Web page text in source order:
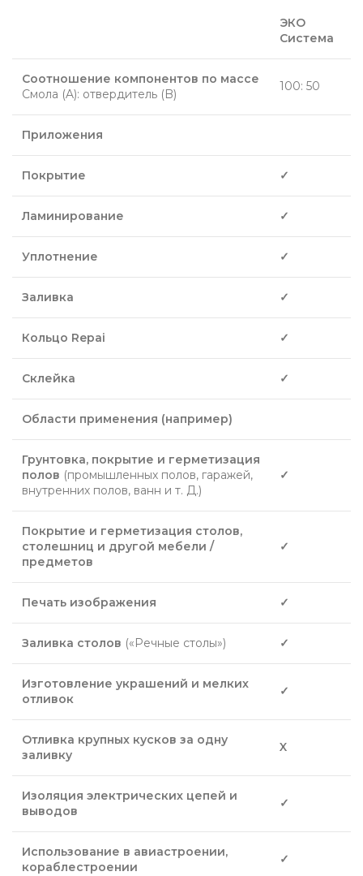
ЭКО
Система
Соотношение компонентов по массе
Смола (A): отвердитель (B)
100: 50
Приложения
Покрытие ✓
Ламинирование ✓
Уплотнение ✓
Заливка ✓
Кольцо Repai ✓
Склейка ✓
Области применения (например)
Грунтовка, покрытие и герметизация
полов (промышленных полов, гаражей,
внутренних полов, ванн и т. Д.)
✓
Покрытие и герметизация столов,
столешниц и другой мебели /
предметов
✓
Печать изображения ✓
Заливка столов («Речные столы») ✓
Изготовление украшений и мелких
отливок
✓
Отливка крупных кусков за одну
заливку
X
Изоляция электрических цепей и
выводов
✓
Использование в авиастроении,
кораблестроении
✓